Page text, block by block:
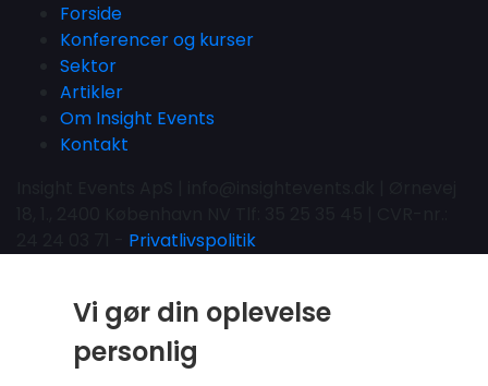
Forside
Konferencer og kurser
Sektor
Artikler
Om Insight Events
Kontakt
Privatlivspolitik
Vi gør din oplevelse
personlig